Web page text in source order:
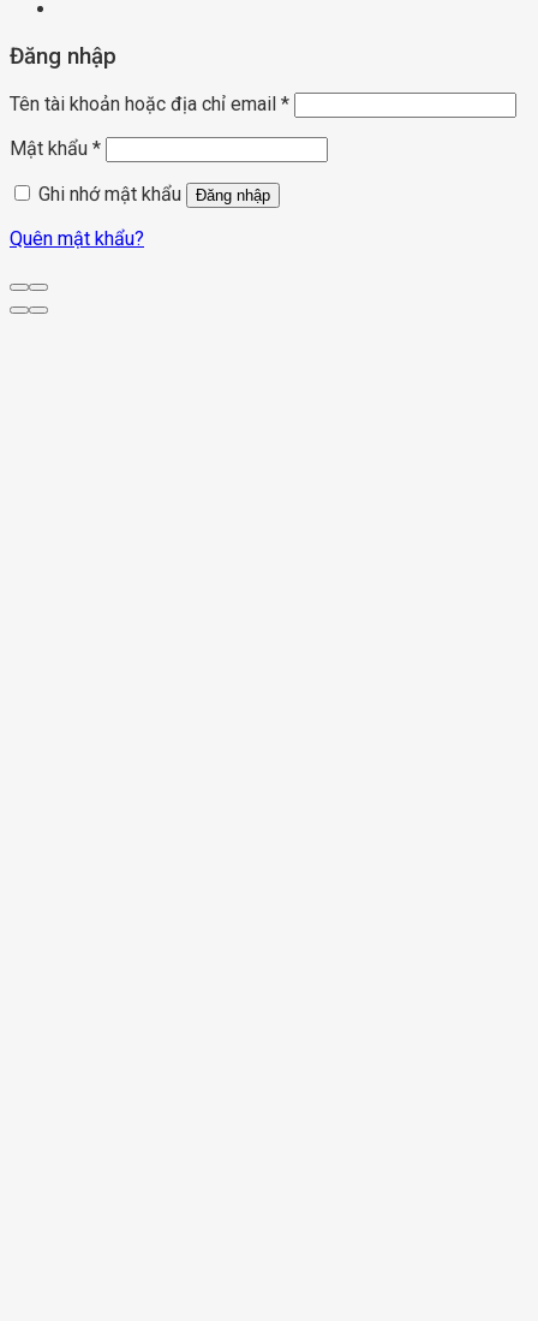
Đăng nhập
Tên tài khoản hoặc địa chỉ email *
Mật khẩu *
Ghi nhớ mật khẩu
Đăng nhập
Quên mật khẩu?